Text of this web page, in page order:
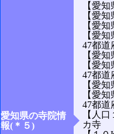
愛知県の寺院情
報(＊５)
【愛
【愛
【愛
【愛
47都道
【愛
【愛
47都道
【愛
【愛
47都道
【人
カ寺